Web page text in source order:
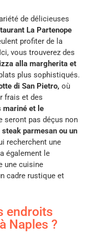
de délicieuses
La Partenope
profiter de la
vous trouverez des
alla margherita et
plus sophistiqués.
di San Pietro, où
frais et des
mariné et le
seront pas déçus non
steak parmesan ou un
recherchent une
également le
une cuisine
cadre rustique et
endroits
Naples ?